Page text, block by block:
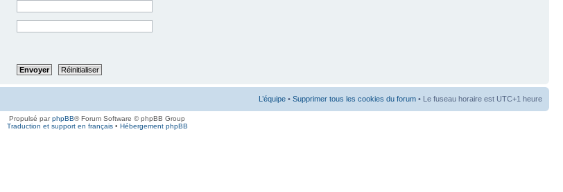
L’équipe • Supprimer tous les cookies du forum • Le fuseau horaire est UTC+1 heure
Propulsé parphpBB® Forum Software © phpBB Group
Traduction et support en français• Hébergement phpBB